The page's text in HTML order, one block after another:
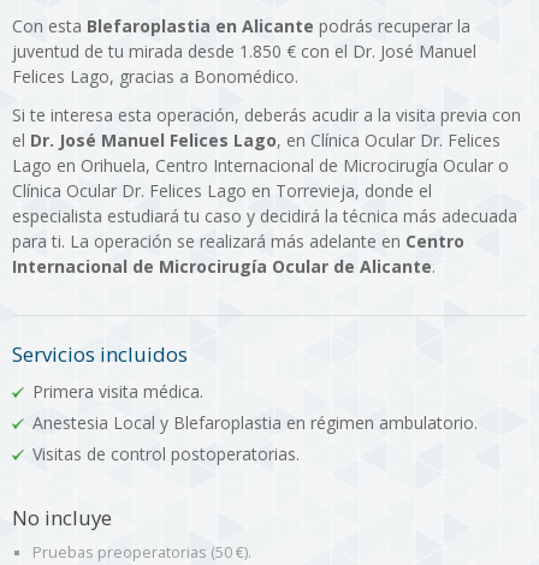
Con esta Blefaroplastia en Alicante podrás recuperar la
juventud de tu mirada desde 1.850 € con el Dr. José Manuel
Felices Lago, gracias a Bonomédico.
Si te interesa esta operación, deberás acudir a la visita previa con
el Dr. José Manuel Felices Lago, en Clínica Ocular Dr. Felices
Lago en Orihuela, Centro Internacional de Microcirugía Ocular o
Clínica Ocular Dr. Felices Lago en Torrevieja, donde el
especialista estudiará tu caso y decidirá la técnica más adecuada
para ti. La operación se realizará más adelante en Centro
Internacional de Microcirugía Ocular de Alicante.
Servicios incluidos
Primera visita médica.
Anestesia Local y Blefaroplastia en régimen ambulatorio.
Visitas de control postoperatorias.
No incluye
Pruebas preoperatorias (50 €).